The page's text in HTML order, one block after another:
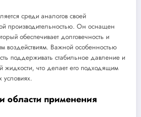
среди аналогов своей
производительностью. Он оснащен
обеспечивает долговечность и
воздействиям. Важной особенностью
поддерживать стабильное давление и
жидкости, что делает его подходящим
области применения